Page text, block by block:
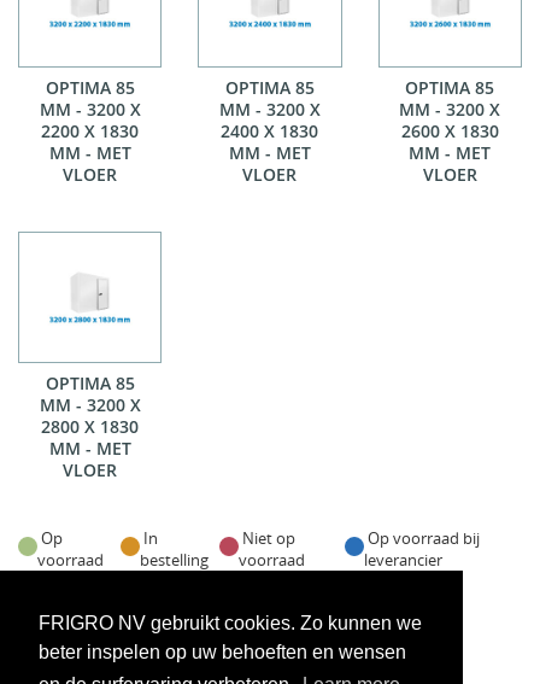
FRIGRO NV gebruikt cookies. Zo kunnen we
beter inspelen op uw behoeften en wensen
OPTIMA 85
MM - 3200 X
2200 X 1830
MM - MET
VLOER
OPTIMA 85
MM - 3200 X
2400 X 1830
MM - MET
VLOER
OPTIMA 85
MM - 3200 X
2600 X 1830
MM - MET
VLOER
OPTIMA 85
MM - 3200 X
2800 X 1830
MM - MET
VLOER
Op
voorraad
In
bestelling
Niet op
voorraad
Op voorraad bij
leverancier